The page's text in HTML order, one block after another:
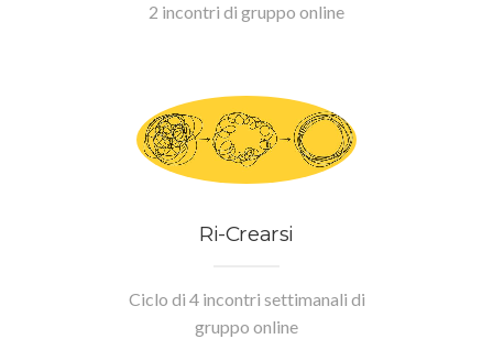
2 incontri di gruppo online
Ri-Crearsi
Ciclo di 4 incontri settimanali di
gruppo online